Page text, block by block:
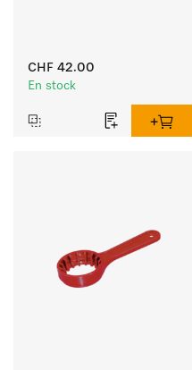
CHF 42.00
En stock